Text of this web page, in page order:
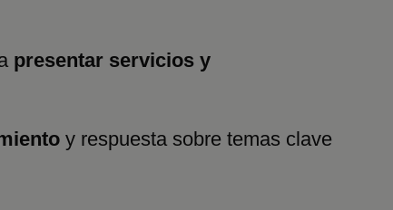
presentar servicios y
y respuesta sobre temas clave